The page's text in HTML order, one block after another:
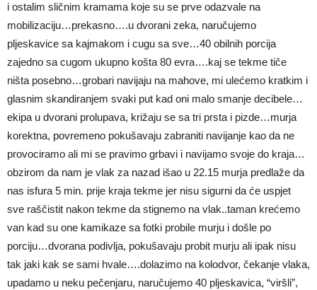
i ostalim sličnim kramama koje su se prve odazvale na
mobilizaciju…prekasno….u dvorani zeka, naručujemo
pljeskavice sa kajmakom i cugu sa sve…40 obilnih porcija
zajedno sa cugom ukupno košta 80 evra….kaj se tekme tiče
ništa posebno…grobari navijaju na mahove, mi ulećemo kratkim i
glasnim skandiranjem svaki put kad oni malo smanje decibele…
ekipa u dvorani prolupava, križaju se sa tri prsta i pizde…murja
korektna, povremeno pokušavaju zabraniti navijanje kao da ne
provociramo ali mi se pravimo grbavi i navijamo svoje do kraja…
obzirom da nam je vlak za nazad išao u 22.15 murja predlaže da
nas isfura 5 min. prije kraja tekme jer nisu sigurni da će uspjet
sve raščistit nakon tekme da stignemo na vlak..taman krećemo
van kad su one kamikaze sa fotki probile murju i došle po
porciju…dvorana podivlja, pokušavaju probit murju ali ipak nisu
tak jaki kak se sami hvale….dolazimo na kolodvor, čekanje vlaka,
upadamo u neku pečenjaru, naručujemo 40 pljeskavica, “viršli”,